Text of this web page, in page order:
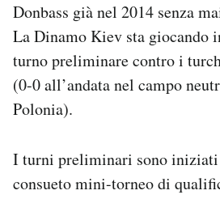
Donbass già nel 2014 senza
La Dinamo Kiev sta giocando
turno preliminare contro i
(0-0 all’andata nel campo
Polonia).
I turni preliminari sono
consueto mini-torneo di